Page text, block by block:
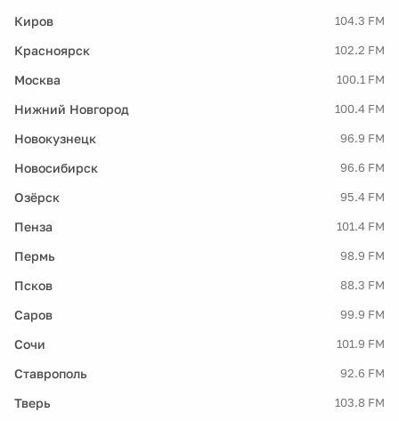
Киров 104.3 FM
Красноярск 102.2 FM
Москва 100.1 FM
Нижний Новгород 100.4 FM
Новокузнецк 96.9 FM
Новосибирск 96.6 FM
Озёрск 95.4 FM
Пенза 101.4 FM
Пермь 98.9 FM
Псков 88.3 FM
Саров 99.9 FM
Сочи 101.9 FM
Ставрополь 92.6 FM
Тверь 103.8 FM